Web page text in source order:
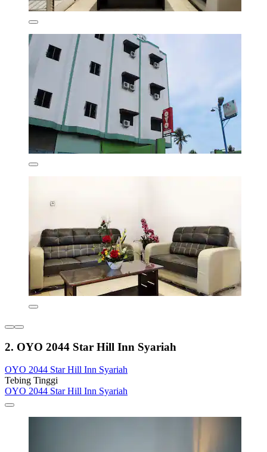
2. OYO 2044 Star Hill Inn Syariah
OYO 2044 Star Hill Inn Syariah
Tebing Tinggi
OYO 2044 Star Hill Inn Syariah